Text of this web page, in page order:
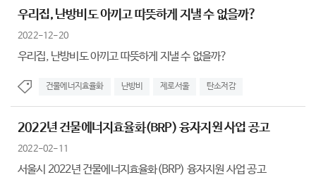
우리집, 난방비도 아끼고 따뜻하게 지낼 수 없을까?
2022-12-20
우리집, 난방비도 아끼고 따뜻하게 지낼 수 없을까?
건물에너지효율화 난방비 제로서울 탄소저감
2022년 건물에너지효율화(BRP) 융자지원 사업 공고
2022-02-11
서울시 2022년 건물에너지효율화(BRP) 융자지원 사업 공고